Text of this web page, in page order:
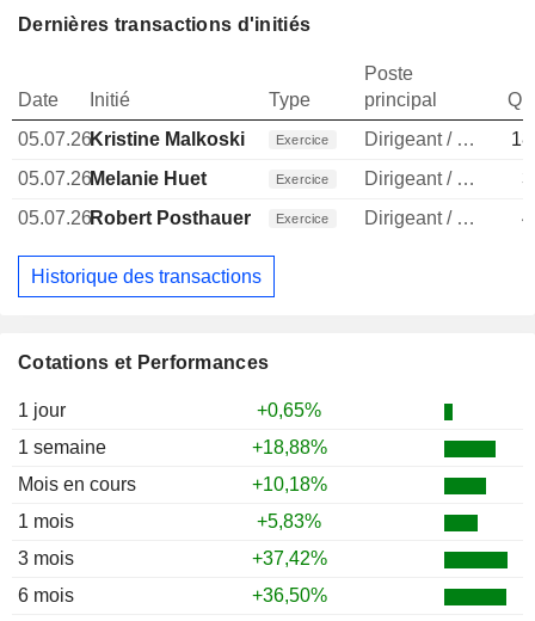
Cotations et Performances
1 jour
+0,65%
1 semaine
+18,88%
Mois en cours
+10,18%
1 mois
+5,83%
3 mois
+37,42%
6 mois
+36,50%
Dernières transactions d'initiés
Date Initié Type
Poste
principal
05.07.26Kristine Malkoski Exercice Dirigeant / cadre principal
05.07.26Melanie Huet Exercice Dirigeant / cadre principal
05.07.26Robert Posthauer Exercice Dirigeant / cadre principal
Historique des transactions